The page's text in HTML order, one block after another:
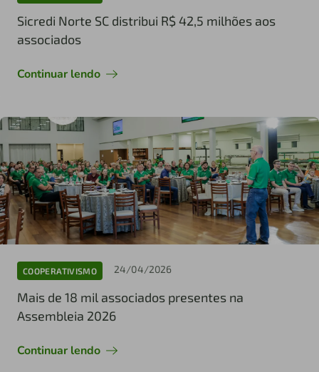
Sicredi Norte SC distribui R$ 42,5 milhões aos
associados
Continuar lendo
COOPERATIVISMO 24/04/2026
Mais de 18 mil associados presentes na
Assembleia 2026
Continuar lendo